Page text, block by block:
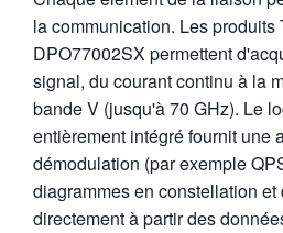
la communication. Les produits
DPO77002SX permettent
signal, du courant continu à la
bande V (jusqu'à 70 GHz). Le
entièrement intégré fournit une
démodulation (par exemple
diagrammes en constellation
directement à partir des